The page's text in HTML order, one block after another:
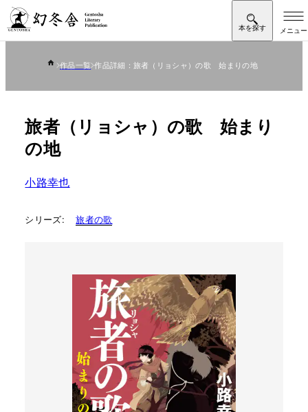
作品一覧 作品詳細：旅者（リョシャ）の歌 始まりの地
旅者（リョシャ）の歌 始まり
の地
小路幸也
シリーズ: 旅者の歌